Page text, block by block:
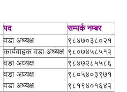
पद
सम्पर्क नम्बर
वडा अध्यक्ष
९८४७०३८०२१
कार्यवाहक वडा अध्यक्ष ९८०७४५८५१२
वडा अध्यक्ष
९८४७२८५५८६
वडा अध्यक्ष
९८०५४०३९७१
वडा अध्यक्ष
९८१९४०१६४२